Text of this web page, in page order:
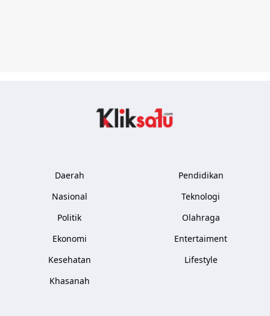
Daerah
Nasional
Politik
Ekonomi
Kesehatan
Khasanah
Pendidikan
Teknologi
Olahraga
Entertaiment
Lifestyle